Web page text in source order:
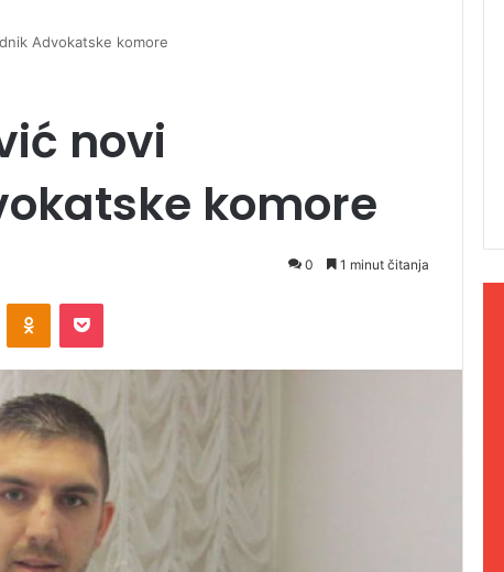
Advokatske komore
novi
komore
0 1 minut čitanja